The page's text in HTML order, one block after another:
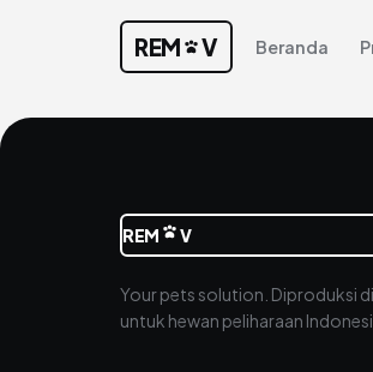
REM V Beranda
REM V
Your pets solution. Diproduksi
untuk hewan peliharaan